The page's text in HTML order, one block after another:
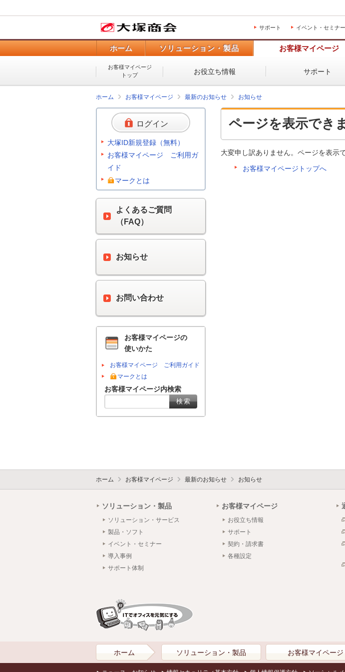
サポート イベント・セミナー
ホーム ソリューション・製品 お客様マイページ
お客様マイページ
トップ
お役立ち情報 サポート
ホーム お客様マイページ 最新のお知らせ お知らせ
ページを表示でき
大変申し訳ありません。ページを表示
お客様マイページトップへ
ログイン
大塚ID新規登録（無料）
お客様マイページ ご利用ガ
イド
マークとは
よくあるご質問
（FAQ）
お知らせ
お問い合わせ
お客様マイページの
使いかた
お客様マイページ ご利用ガイド
マークとは
お客様マイページ内検索
ホーム お客様マイページ 最新のお知らせ お知らせ
ソリューション・製品
ソリューション・サービス
製品・ソフト
イベント・セミナー
導入事例
サポート体制
お客様マイページ
お役立ち情報
サポート
契約・請求書
各種設定
ホーム ソリューション・製品 お客様マイページ